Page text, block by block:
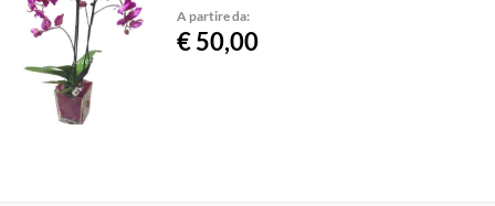
A partire da:
€ 50,00